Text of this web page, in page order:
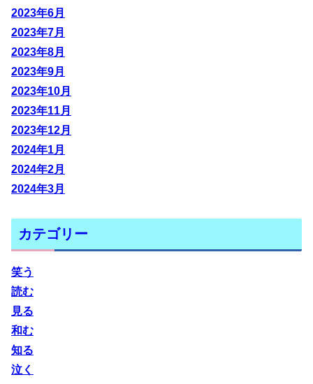
2023年6月
2023年7月
2023年8月
2023年9月
2023年10月
2023年11月
2023年12月
2024年1月
2024年2月
2024年3月
カテゴリー
笑う
読む
見る
和む
知る
泣く